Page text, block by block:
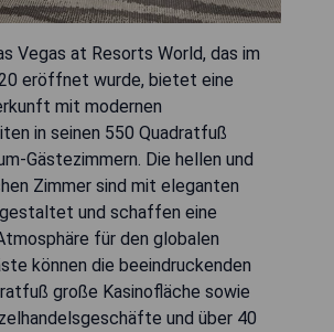
Vegas at Resorts World, das im
eröffnet wurde, bietet eine
mit modernen
in seinen 550 Quadratfuß
Gästezimmern. Die hellen und
Zimmer sind mit eleganten
und schaffen eine
für den globalen
können die beeindruckenden
große Kasinofläche sowie
und über 40